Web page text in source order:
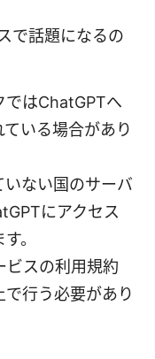
で話題になるの
ではChatGPTへ
いる場合があり
ない国のサーバ
にアクセス
。
ビスの利用規約
行う必要があり